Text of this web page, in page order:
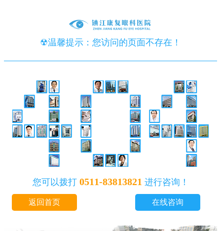
☢温馨提示：您访问的页面不存在！
您可以拨打 0511-83813821 进行咨询！
返回首页 在线咨询